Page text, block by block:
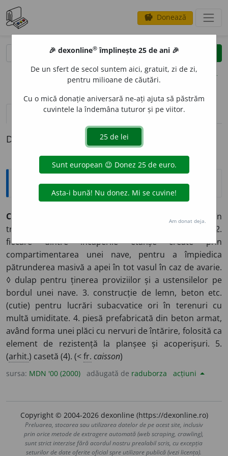
savings Donează
clear
opțiuni
definiții (1)
Definiția cu ID-ul 454740:
Explicative DEX
CHES
1. vehicul cu două roți, compartimentat, în
trecut pentru transportul muniției (de artilerie). 2.
fiecare dintre încăperile etanșe create prin
compartimentarea unei nave, pentru a împiedica
pătrunderea masivă a apei în tot vasul în caz de avarie.
◊ dulap pentru ținerea proviziilor și a ustensilelor pe
bordul unei nave. 3. construcție de lemn, beton etc.
(cutie) pentru lucrări subacvatice ori în terenuri cu
multă umiditate. 4. piesă prefabricată din beton armat,
având forma unei plăci cu nervuri de întărire, folosită ca
element de rezistență la planșee și acoperișuri. 5.
(arhit.) casetă (4). (<fr. caisson)
sursa: MDN '00 (2000) adăugată de raduborza acțiuni
Copyright © 2004-2026 dexonline (https://dexonline.ro)
Preluarea, stocarea sau utilizarea datelor de pe acest site, inclusiv
prin orice metode de extragere automată (web scraping, crawling),
sunt strict interzise fără acordul nostru prealabil scris, cu excepția
seturilor de date oferite oficial spre utilizare publică (vezi licența).
🎉 dexonline® împlinește 25 de ani 🎉
De un sfert de secol suntem aici, gratuit, zi de zi,
pentru milioane de căutări.
Cu o mică donație aniversară ne-ați ajuta să păstrăm
cuvintele la îndemâna tuturor și pe viitor.
Am donat deja.